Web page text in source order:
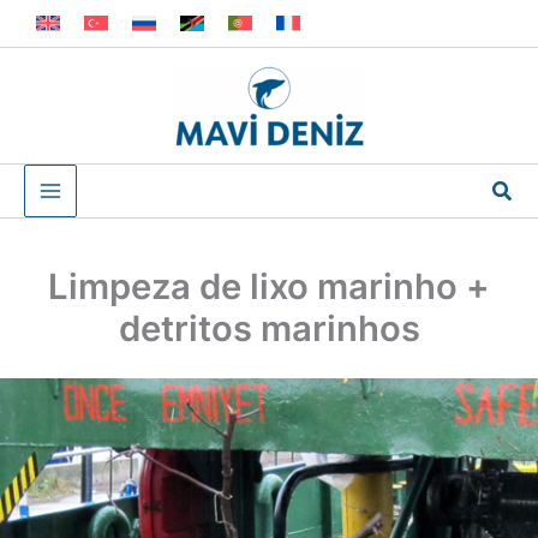
to
Limpeza de lixo marinho +
detritos marinhos